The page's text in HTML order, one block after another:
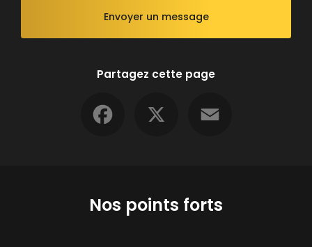
Envoyer un message
Partagez cette page
Nos points forts